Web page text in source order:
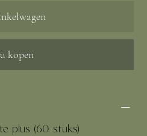
kopen
plus (60 stuks)